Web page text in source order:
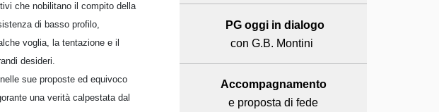
che nobilitano il compito della
di basso profilo,
voglia, la tentazione e il
desideri.
sue proposte ed equivoco
una verità calpestata dal
PG oggi in dialogo
con G.B. Montini
Accompagnamento
e proposta di fede